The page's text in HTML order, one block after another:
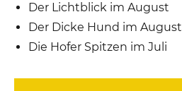
Der Lichtblick im August
Der Dicke Hund im August
Die Hofer Spitzen im Juli